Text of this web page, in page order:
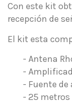
Con este kit
recepción de
El kit esta
- Antena
-
- Fuente de
- 25 metros